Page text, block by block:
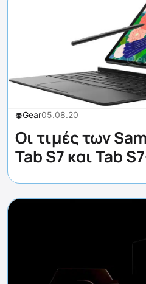
Gear05.08.20
Οι τιμές των
Tab S7 και Tab